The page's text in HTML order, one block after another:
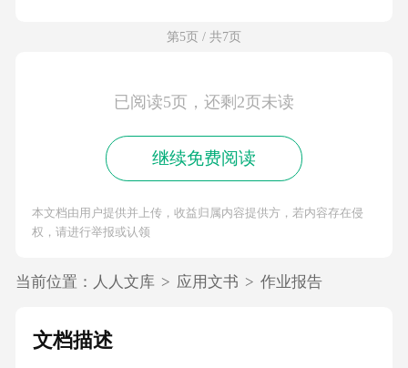
第5页 / 共7页
已阅读5页，还剩2页未读
继续免费阅读
本文档由用户提供并上传，收益归属内容提供方，若内容存在侵
权，请进行举报或认领
当前位置： 人人文库 > 应用文书 > 作业报告
文档描述